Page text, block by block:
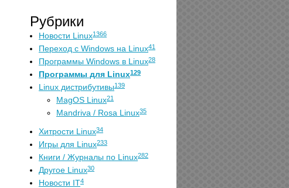
Рубрики
Новости Linux1366
Переход с Windows на Linux41
Программы Windows в Linux28
Программы для Linux129
Linux дистрибутивы139
MagOS Linux21
Mandriva / Rosa Linux35
Хитрости Linux34
Игры для Linux233
Книги / Журналы по Linux282
Другое Linux30
Новости IT4